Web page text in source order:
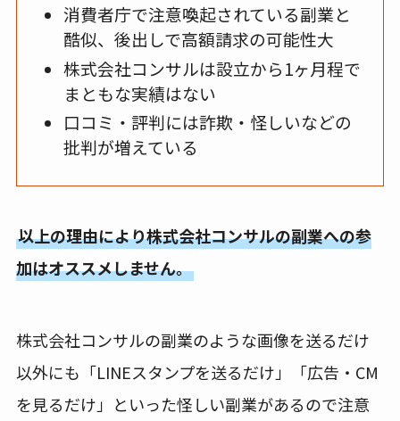
消費者庁で注意喚起されている副業と
酷似、後出しで高額請求の可能性大
株式会社コンサルは設立から1ヶ月程で
まともな実績はない
口コミ・評判には詐欺・怪しいなどの
批判が増えている
以上の理由により株式会社コンサルの副業への参
加はオススメしません。
株式会社コンサルの副業のような画像を送るだけ
以外にも「LINEスタンプを送るだけ」「広告・CM
を見るだけ」といった怪しい副業があるので注意